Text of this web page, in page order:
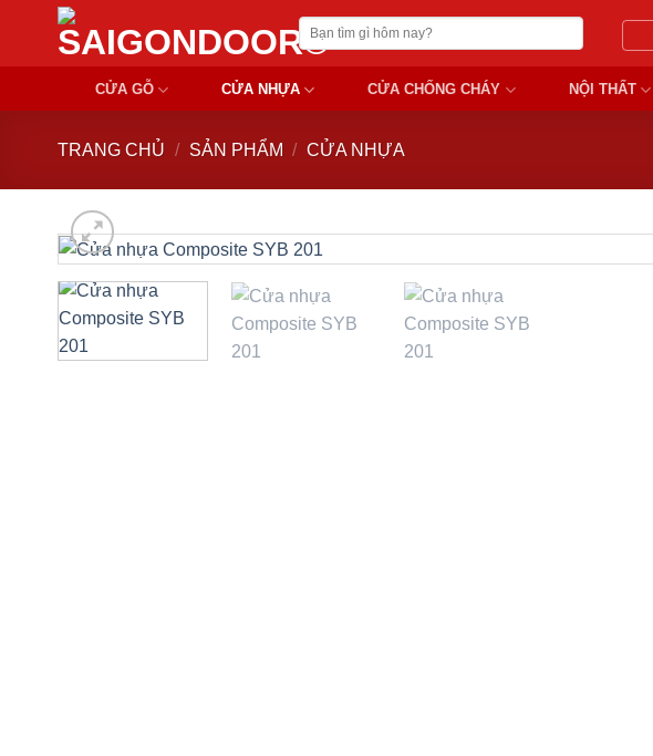
Chuyển
nội
Tìm
kiếm:
CỬA GỖ CỬA NHỰA CỬA CHỐNG CHÁY NỘI THẤT
TRANG CHỦ / SẢN PHẨM / CỬA NHỰA